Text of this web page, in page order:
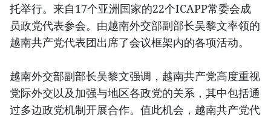
托举行。来自17个亚洲国家的22个ICAPP常委会成
员政党代表参会。由越南外交部副部长吴黎文率领的
越南共产党代表团出席了会议框架内的各项活动。
越南外交部副部长吴黎文强调，越南共产党高度重视
党际外交以及加强与地区各政党的关系，其中包括通
过多边政党机制开展合作。值此机会，越南共产党代